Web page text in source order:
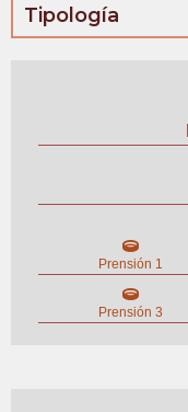
Tipología
Prensión 1
Prensión 3